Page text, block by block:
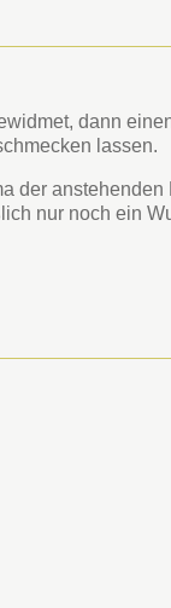
dann
lassen.
der anstehenden
nur noch ein